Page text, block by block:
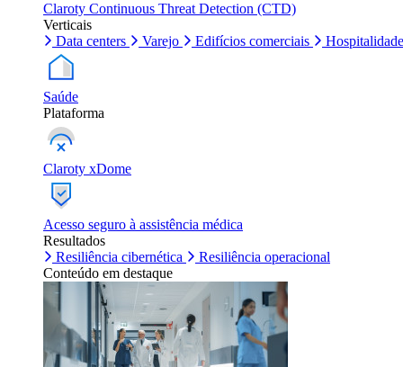
Claroty Continuous Threat Detection (CTD)
Verticais
Data centers
Varejo Edifícios comerciais Hospitalidade
Saúde
Plataforma
Claroty xDome
Acesso seguro à assistência médica
Resultados
Resiliência cibernética
Resiliência operacional
Conteúdo em destaque